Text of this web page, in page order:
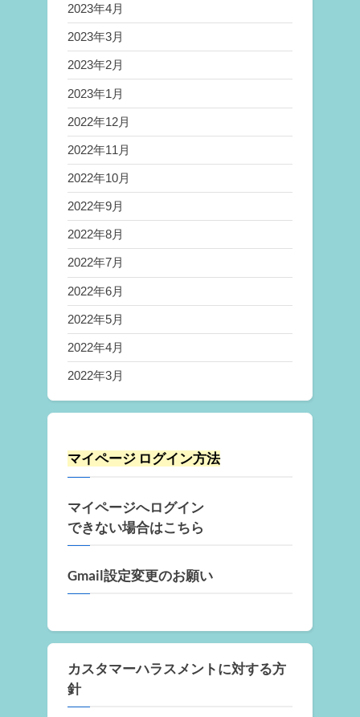
2023年4月
2023年3月
2023年2月
2023年1月
2022年12月
2022年11月
2022年10月
2022年9月
2022年8月
2022年7月
2022年6月
2022年5月
2022年4月
2022年3月
マイページ ログイン方法
マイページへログイン
できない場合はこちら
Gmail設定変更のお願い
カスタマーハラスメントに対する方
針